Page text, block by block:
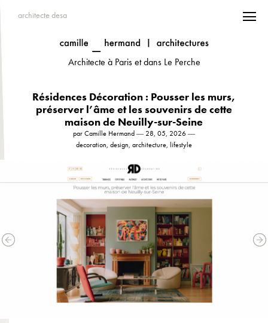
architecte desa
Architecte à Paris et dans Le Perche
Résidences Décoration : Pousser les murs,
préserver l’âme et les souvenirs de cette
maison de Neuilly-sur-Seine
par Camille Hermand ― 28, 05, 2026 ―
decoration, design, architecture, lifestyle